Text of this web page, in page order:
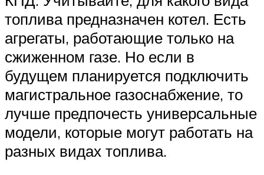
топлива предназначен котел. Есть
агрегаты, работающие только на
сжиженном газе. Но если в
будущем планируется подключить
магистральное газоснабжение, то
лучше предпочесть универсальные
модели, которые могут работать на
разных видах топлива.